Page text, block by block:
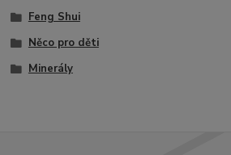
Feng Shui
Něco pro děti
Minerály